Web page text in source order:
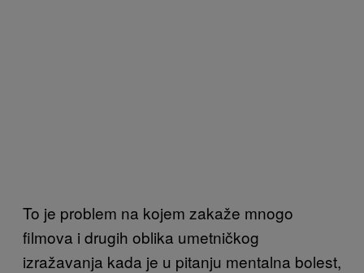
To je problem na kojem zakaže mnogo
filmova i drugih oblika umetničkog
izražavanja kada je u pitanju mentalna bolest,